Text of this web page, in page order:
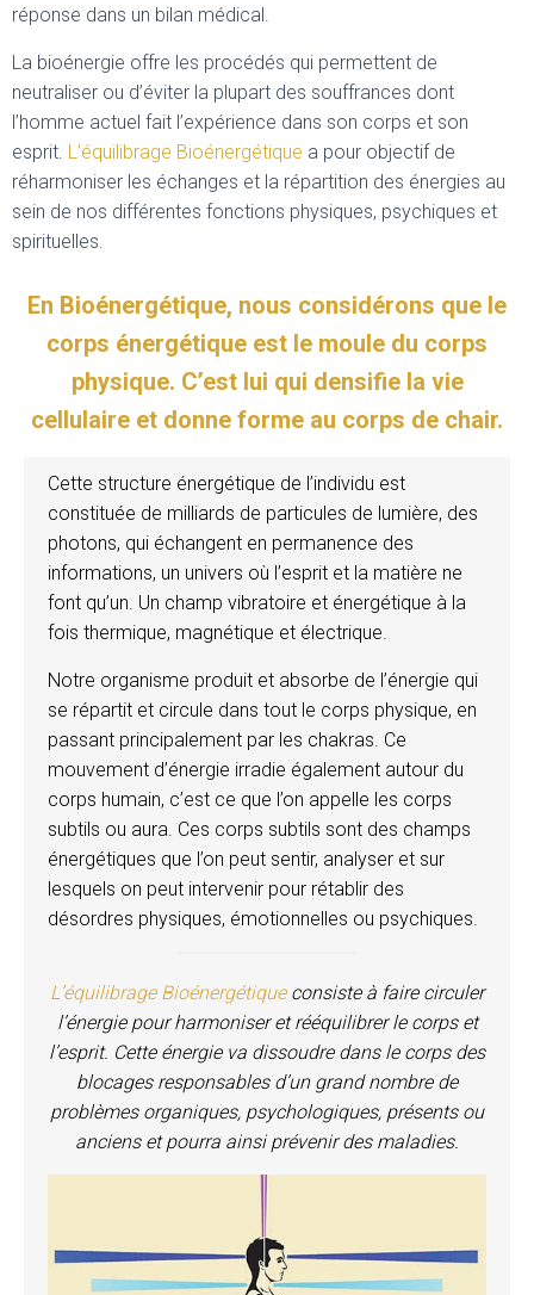
réponse dans un bilan médical.
La bioénergie offre les procédés qui permettent de
neutraliser ou d’éviter la plupart des souffrances dont
l’homme actuel fait l’expérience dans son corps et son
esprit. L’équilibrage Bioénergétique a pour objectif de
réharmoniser les échanges et la répartition des énergies au
sein de nos différentes fonctions physiques, psychiques et
spirituelles.
En Bioénergétique, nous considérons que le
corps énergétique est le moule du corps
physique. C’est lui qui densifie la vie
cellulaire et donne forme au corps de chair.
Cette structure énergétique de l’individu est
constituée de milliards de particules de lumière, des
photons, qui échangent en permanence des
informations, un univers où l’esprit et la matière ne
font qu’un. Un champ vibratoire et énergétique à la
fois thermique, magnétique et électrique.
Notre organisme produit et absorbe de l’énergie qui
se répartit et circule dans tout le corps physique, en
passant principalement par les chakras. Ce
mouvement d’énergie irradie également autour du
corps humain, c’est ce que l’on appelle les corps
subtils ou aura. Ces corps subtils sont des champs
énergétiques que l’on peut sentir, analyser et sur
lesquels on peut intervenir pour rétablir des
désordres physiques, émotionnelles ou psychiques.
L’équilibrage Bioénergétiqueconsiste à faire circuler
l’énergie pour harmoniser et rééquilibrer le corps et
l’esprit. Cette énergie va dissoudre dans le corps des
blocages responsables d’un grand nombre de
problèmes organiques, psychologiques, présents ou
anciens et pourra ainsi prévenir des maladies.